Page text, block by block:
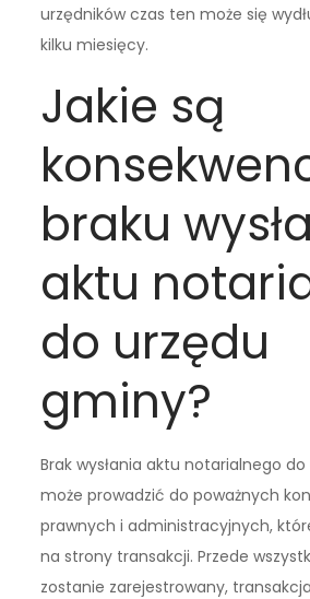
urzędników czas ten może się
kilku miesięcy.
Jakie są
braku
aktu
do urzędu
gminy?
Brak wysłania aktu notarialnego
może prowadzić do poważnych
prawnych i administracyjnych,
na strony transakcji. Przede
zostanie zarejestrowany,